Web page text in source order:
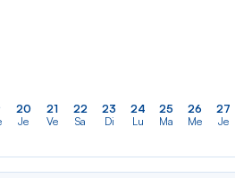
20
Je
21
Ve
22
Sa
23
Di
24
Lu
25
Ma
26
Me
27
Je